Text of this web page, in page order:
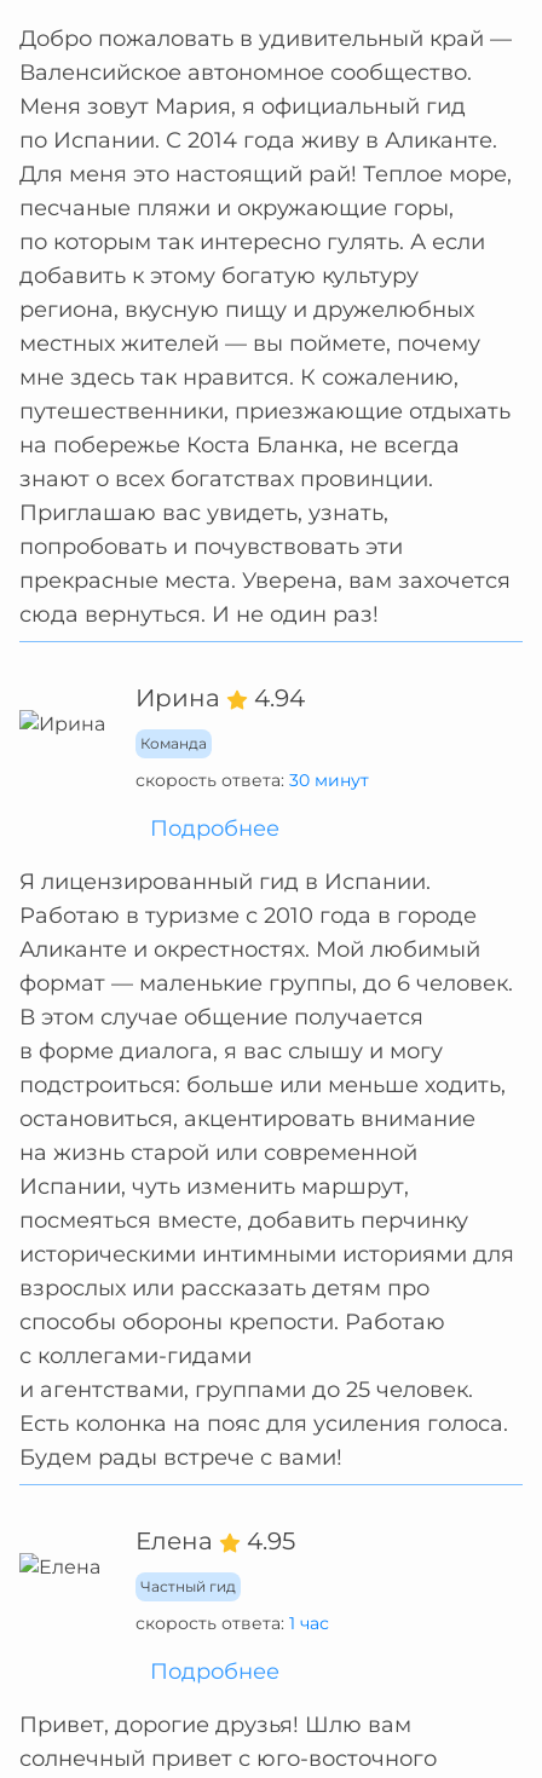
Добро пожаловать в удивительный край —
Валенсийское автономное сообщество.
Меня зовут Мария, я официальный гид
по Испании. С 2014 года живу в Аликанте.
Для меня это настоящий рай! Теплое море,
песчаные пляжи и окружающие горы,
по которым так интересно гулять. А если
добавить к этому богатую культуру
региона, вкусную пищу и дружелюбных
местных жителей — вы поймете, почему
мне здесь так нравится. К сожалению,
путешественники, приезжающие отдыхать
на побережье Коста Бланка, не всегда
знают о всех богатствах провинции.
Приглашаю вас увидеть, узнать,
попробовать и почувствовать эти
прекрасные места. Уверена, вам захочется
сюда вернуться. И не один раз!
Ирина 4.94
Команда
скорость ответа: 30 минут
Подробнее
Я лицензированный гид в Испании.
Работаю в туризме с 2010 года в городе
Аликанте и окрестностях. Мой любимый
формат — маленькие группы, до 6 человек.
В этом случае общение получается
в форме диалога, я вас слышу и могу
подстроиться: больше или меньше ходить,
остановиться, акцентировать внимание
на жизнь старой или современной
Испании, чуть изменить маршрут,
посмеяться вместе, добавить перчинку
историческими интимными историями для
взрослых или рассказать детям про
способы обороны крепости. Работаю
с коллегами-гидами
и агентствами, группами до 25 человек.
Есть колонка на пояс для усиления голоса.
Будем рады встрече с вами!
Елена 4.95
Частный гид
скорость ответа: 1 час
Подробнее
Привет, дорогие друзья! Шлю вам
солнечный привет с юго-восточного